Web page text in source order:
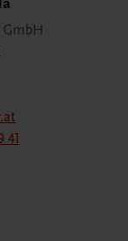
GmbH
41